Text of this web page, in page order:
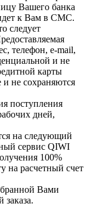
Вашего банка
к Вам в СМС.
следует
телефон, e-mail,
и не
карты
не сохраняются
поступления
дней,
на следующий
сервис QIWI
100%
на расчетный счет
Вами
заказа.